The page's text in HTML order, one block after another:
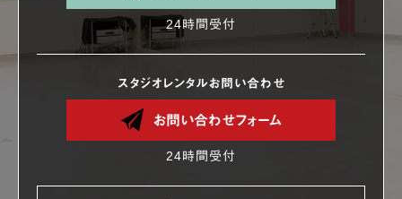
24時間受付
スタジオレンタルお問い合わせ
お問い合わせフォーム
24時間受付